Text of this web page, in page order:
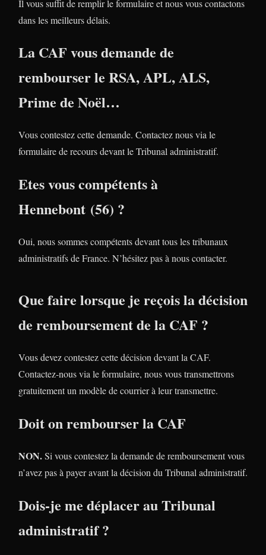
Il vous suffit de remplir le formulaire et nous vous contactons
dans les meilleurs délais.
La CAF vous demande de
rembourser le RSA, APL, ALS,
Prime de Noël…
Vous contestez cette demande. Contactez nous via le
formulaire de recours devant le Tribunal administratif.
Etes vous compétents à
Hennebont (56) ?
Oui, nous sommes compétents devant tous les tribunaux
administratifs de France. N’hésitez pas à nous contacter.
Que faire lorsque je reçois la décision
de remboursement de la CAF ?
Vous devez contestez cette décision devant la CAF.
Contactez-nous via le formulaire, nous vous transmettrons
gratuitement un modèle de courrier à leur transmettre.
Doit on rembourser la CAF
NON.Si vous contestez la demande de remboursement vous
n’avez pas à payer avant la décision du Tribunal administratif.
Dois-je me déplacer au Tribunal
administratif ?